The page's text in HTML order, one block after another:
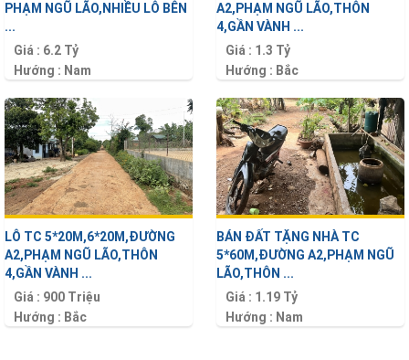
A2,PHẠM NGŨ LÃO,THÔN
4,GẦN VÀNH ...
Giá : 1.3 Tỷ
Hướng : Bắc
PHẠM NGŨ LÃO,NHIỀU LÔ BÊN
...
Giá : 6.2 Tỷ
Hướng : Nam
BÁN ĐẤT TẶNG NHÀ TC
5*60M,ĐƯỜNG A2,PHẠM NGŨ
LÃO,THÔN ...
Giá : 1.19 Tỷ
Hướng : Nam
LÔ TC 5*20M,6*20M,ĐƯỜNG
A2,PHẠM NGŨ LÃO,THÔN
4,GẦN VÀNH ...
Giá : 900 Triệu
Hướng : Bắc